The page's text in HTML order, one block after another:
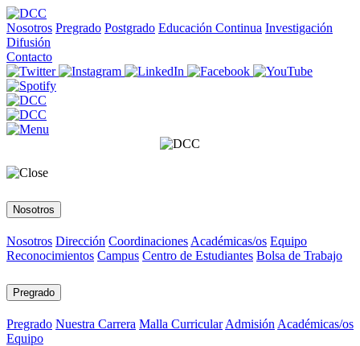
Nosotros Pregrado Postgrado Educación Continua Investigación
Difusión
Contacto
Nosotros
Nosotros Dirección Coordinaciones Académicas/os Equipo
Reconocimientos Campus Centro de Estudiantes Bolsa de Trabajo
Pregrado
Pregrado Nuestra Carrera Malla Curricular Admisión Académicas/os
Equipo